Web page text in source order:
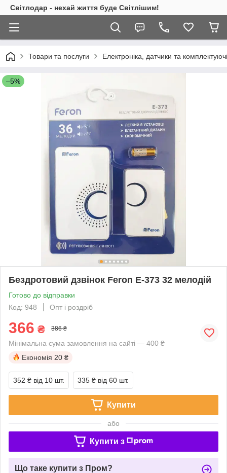
Світлодар - нехай життя буде Світлішим!
Товари та послуги Електроніка, датчики та комплектуючі
–5%
Бездротовий дзвінок Feron Е-373 32 мелодій
Готово до відправки
Код: 948
Опт і роздріб
366 ₴ 386 ₴
Мінімальна сума замовлення на сайті — 400 ₴
Економія 20 ₴
352 ₴ від 10 шт. 335 ₴ від 60 шт.
Купити
або
Купити з
Що таке купити з Пром?